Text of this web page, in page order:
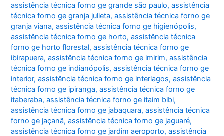
assistência técnica forno ge grande são paulo,assistência
técnica forno ge granja julieta,assistência técnica forno ge
granja viana,assistência técnica forno ge higienópolis,
assistência técnica forno ge horto,assistência técnica
forno ge horto florestal,assistência técnica forno ge
ibirapuera,assistência técnica forno ge imirim,assistência
técnica forno ge indianópolis,assistência técnica forno ge
interior,assistência técnica forno ge interlagos,assistência
técnica forno ge ipiranga,assistência técnica forno ge
itaberaba,assistência técnica forno ge itaim bibi,
assistência técnica forno ge jabaquara,assistência técnica
forno ge jaçanã,assistência técnica forno ge jaguaré,
assistência técnica forno ge jardim aeroporto,assistência